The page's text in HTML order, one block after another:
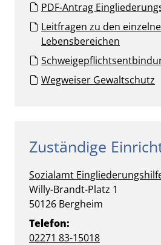
PDF-Antrag
Leitfragen zu den
Lebensbereichen
Wegweiser Gewaltschutz
Zuständige
Sozialamt
Straße:
Willy-Brandt-Platz 1
PLZ:
50126 Ort:
Bergheim
Telefon:
02271 83-15018